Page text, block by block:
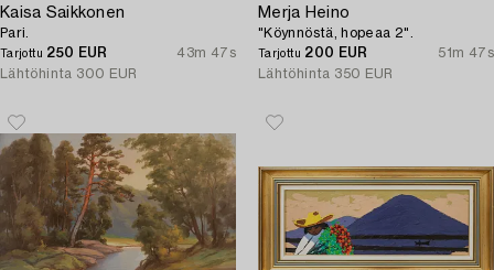
Kaisa Saikkonen
Pari.
Tarjottu 250 EUR
43m 47s
Lähtöhinta 300 EUR
Merja Heino
"Köynnöstä, hopeaa 2".
Tarjottu 200 EUR
51m 47s
Lähtöhinta 350 EUR